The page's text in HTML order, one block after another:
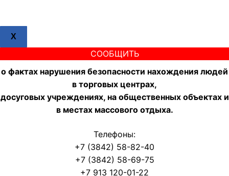
X
СООБЩИТЬ
о фактах нарушения безопасности нахождения людей
в торговых центрах,
досуговых учреждениях, на общественных объектах и
в местах массового отдыха.
Телефоны:
+7 (3842) 58-82-40
+7 (3842) 58-69-75
+7 913 120-01-22